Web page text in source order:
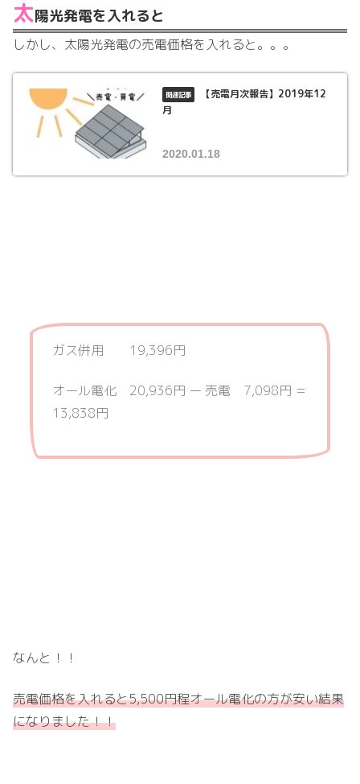
太陽光発電を入れると
しかし、太陽光発電の売電価格を入れると。。。
【売電月次報告】2019年12
月
2020.01.18
ガス併用 19,396円
オール電化 20,936円 ー 売電 7,098円 ＝
13,838円
なんと！！
売電価格を入れると5,500円程オール電化の方が安い結果
になりました！！